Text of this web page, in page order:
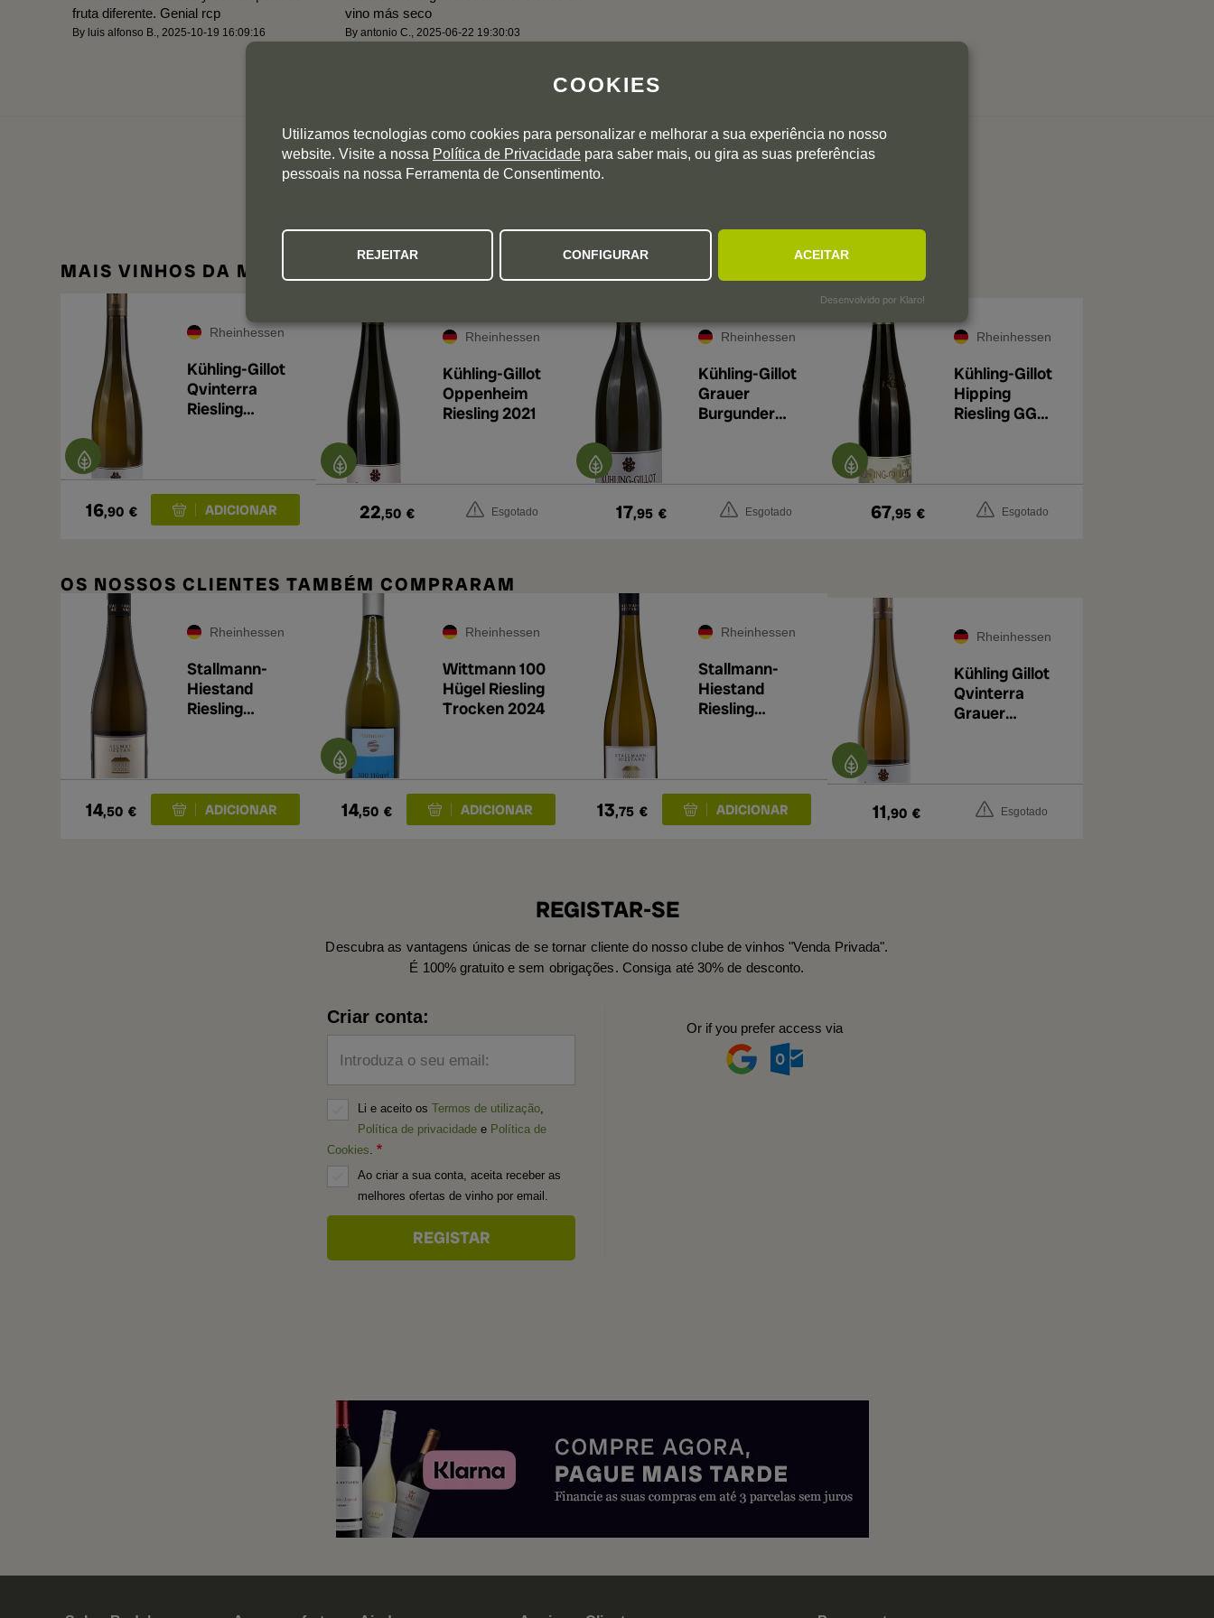
fruta diferente. Genial rcp
By luis alfonso B., 2025-10-19 16:09:16
vino más seco
By antonio C., 2025-06-22 19:30:03
RECOMENDADO PARA SI
MAIS VINHOS DA MESMA ADEGA
Rheinhessen
Kühling-Gillot
Qvinterra
Riesling
16,90 €
Rheinhessen
Kühling-Gillot
Oppenheim
Riesling 2021
22,50 € Esgotado
Rheinhessen
Kühling-Gillot
Grauer
Burgunder
17,95 € Esgotado
Rheinhessen
Kühling-Gillot
Hipping
Riesling GG
67,95 € Esgotado
OS NOSSOS CLIENTES TAMBÉM COMPRARAM
Rheinhessen
Stallmann-
Hiestand
Riesling
14,50 €
Rheinhessen
Wittmann 100
Hügel Riesling
Trocken 2024
14,50 €
Rheinhessen
Stallmann-
Hiestand
Riesling
13,75 €
Rheinhessen
Kühling Gillot
Qvinterra
Grauer
11,90 € Esgotado
REGISTAR-SE
Descubra as vantagens únicas de se tornar cliente do nosso clube de vinhos "Venda Privada".
É 100% gratuito e sem obrigações. Consiga até 30% de desconto.
Criar conta:
Introduza o seu email:
Li e aceito os Termos de utilização,
Política de privacidade e Política de
Cookies.
Ao criar a sua conta, aceita receber as
melhores ofertas de vinho por email.
Or if you prefer access via
COOKIES
Utilizamos tecnologias como cookies para personalizar e melhorar a sua experiência no nosso
website. Visite a nossa Política de Privacidade para saber mais, ou gira as suas preferências
pessoais na nossa Ferramenta de Consentimento.
REJEITAR CONFIGURAR ACEITAR
Desenvolvido por Klaro!